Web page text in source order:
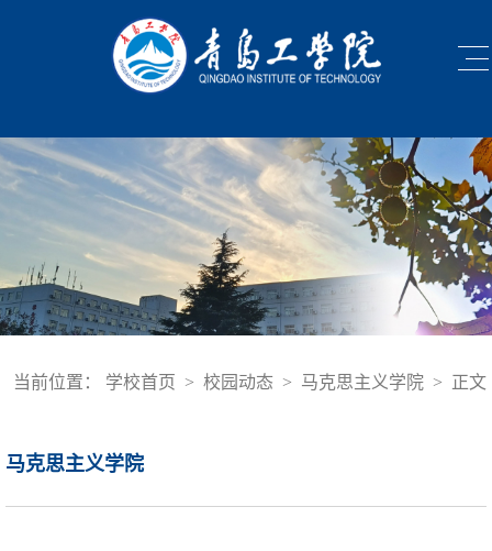
当前位置： 学校首页 > 校园动态 > 马克思主义学院 > 正文
马克思主义学院